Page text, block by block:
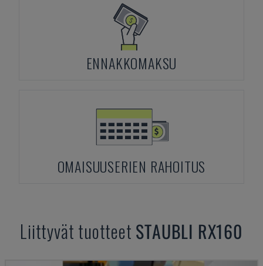
ENNAKKOMAKSU
OMAISUUSERIEN RAHOITUS
Liittyvät tuotteet STAUBLI RX160